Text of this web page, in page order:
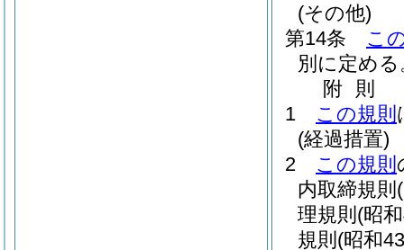
(その他)
第14条
こ
別に定める
附 則
1
この規則
(経過措置)
2
この規則
内取締規則
理規則 (昭
規則 (昭和